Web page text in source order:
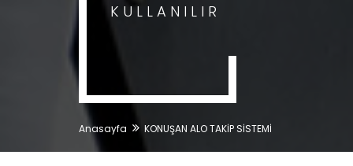
KULLANILIR
Anasayfa KONUŞAN ALO TAKİP SİSTEMİ